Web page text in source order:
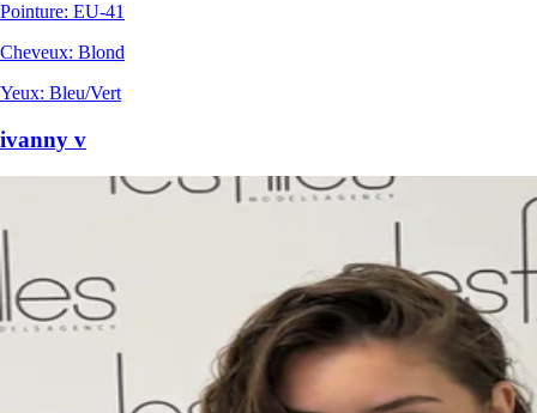
Pointure: EU-41
Cheveux: Blond
Yeux: Bleu/Vert
ivanny v